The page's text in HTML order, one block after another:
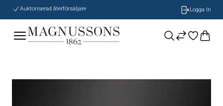
Auktoriserad återförsäljare Logga In